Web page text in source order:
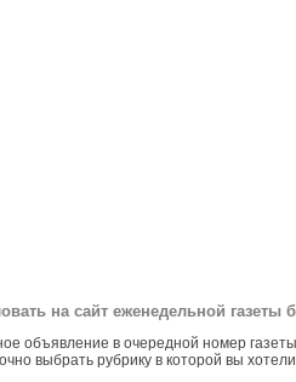
на сайт еженедельной газеты
объявление в очередной номер
выбрать рубрику в которой вы